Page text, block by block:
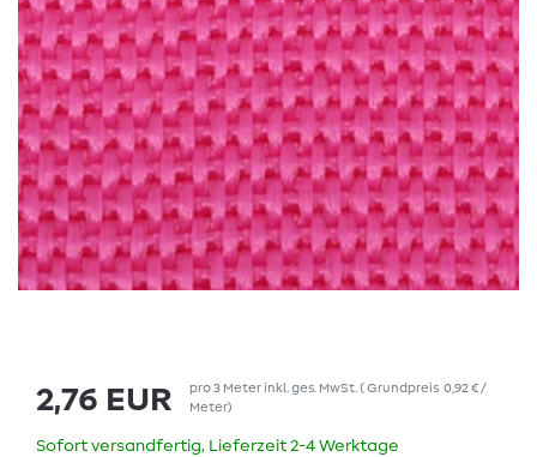
2,76 EUR pro3 Meter inkl. ges. MwSt.( Grundpreis 0,92 € /
Meter)
Sofort versandfertig, Lieferzeit 2-4 Werktage